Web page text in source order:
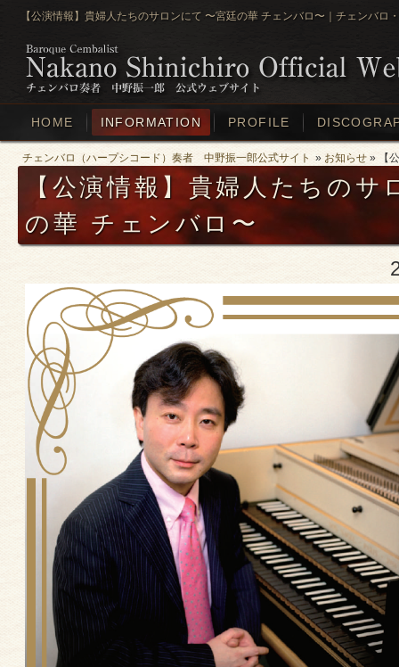
【公演情報】貴婦人たちのサロンにて 〜宮廷の華 チェンバロ〜｜チェンバロ
HOME INFORMATION PROFILE
チェンバロ（ハープシコード）奏者 中野振一郎公式サイト » お知らせ » 【
【公演情報】貴婦人たちのサ
の華 チェンバロ〜